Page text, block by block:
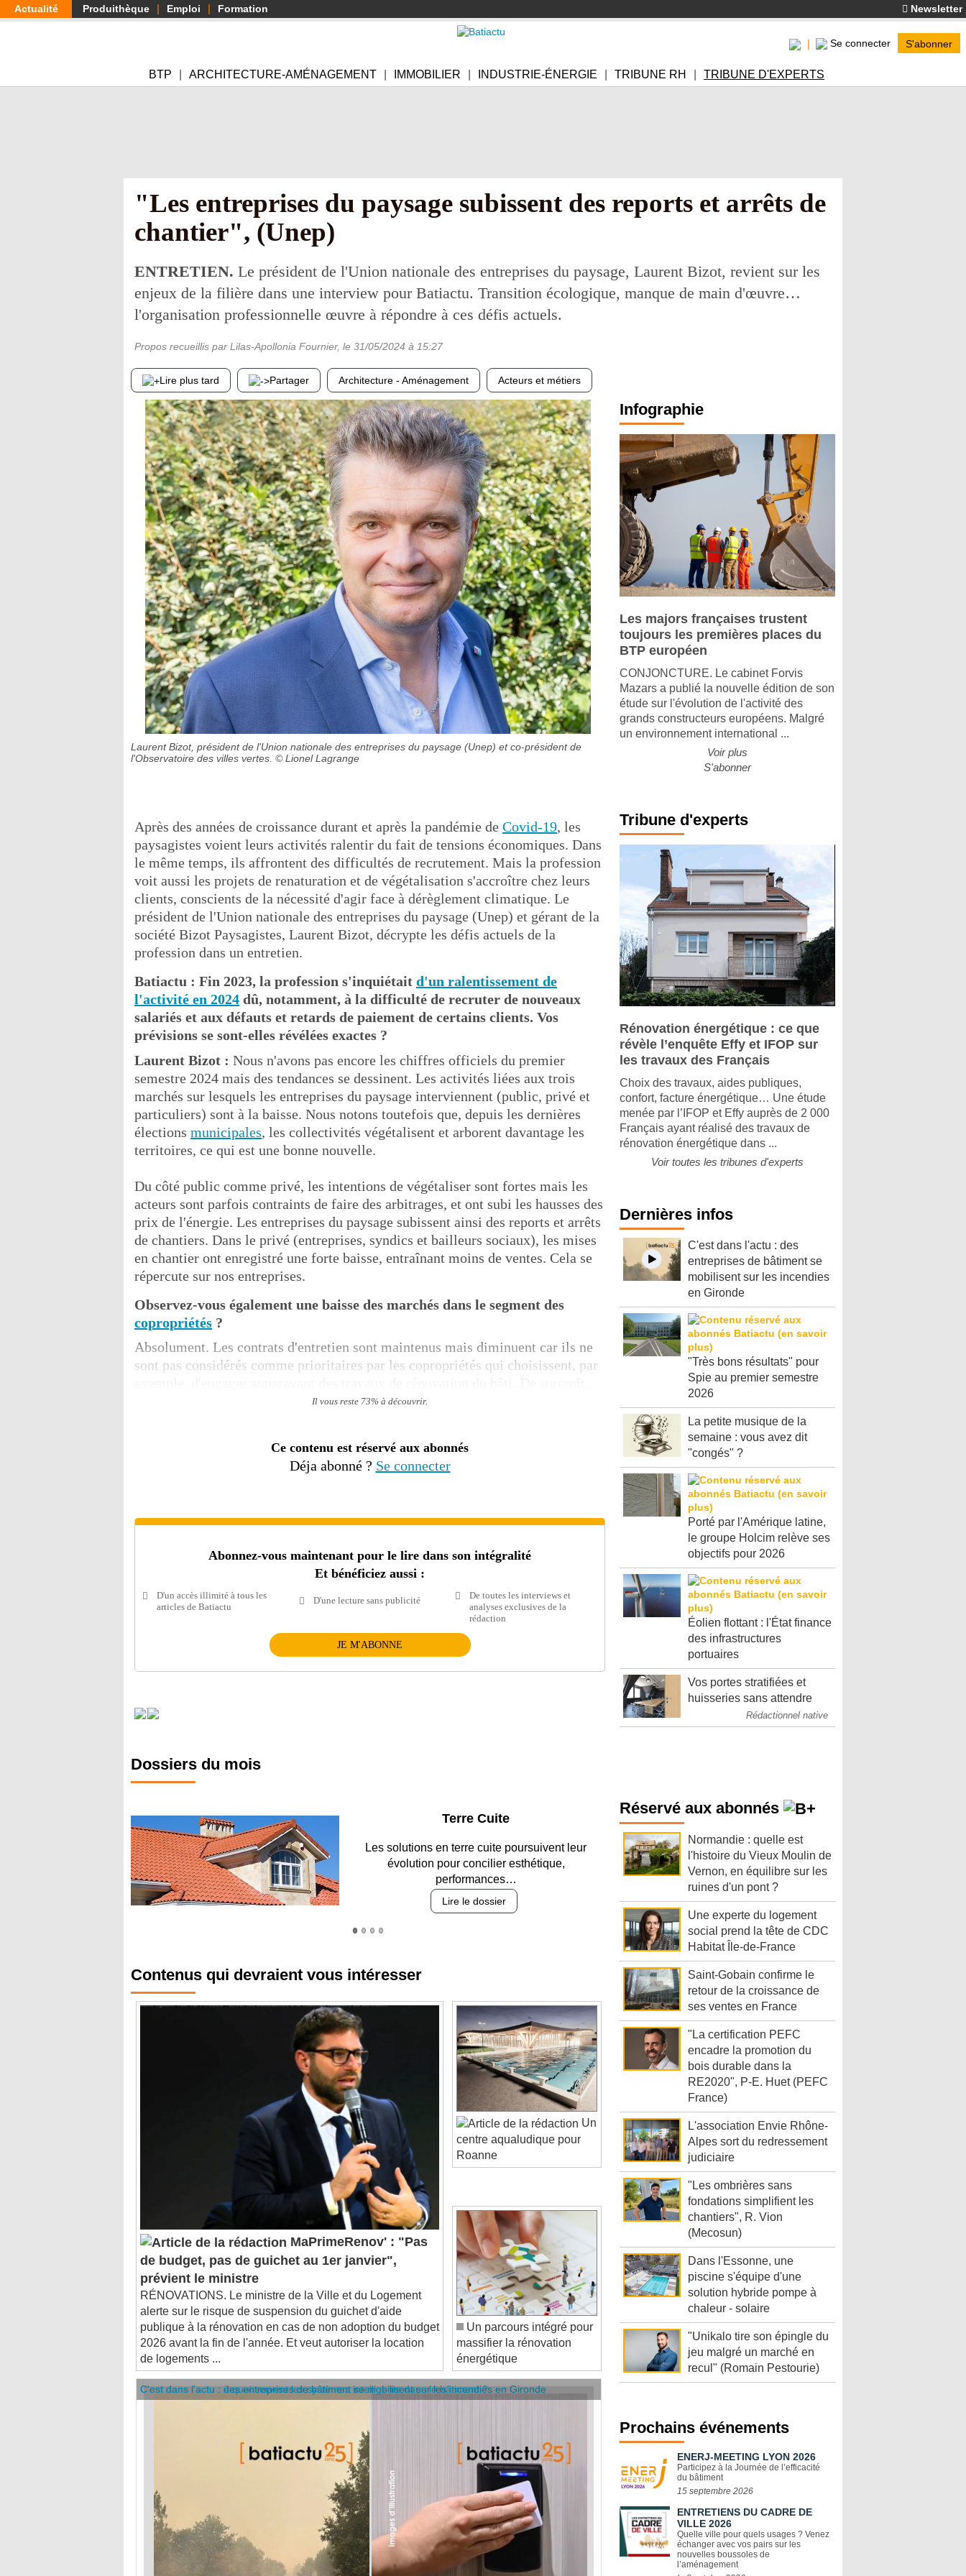
Aller
au
Actualité Produithèque Emploi Formation Newsletter
Se connecter S'abonner
BTP ARCHITECTURE-AMÉNAGEMENT IMMOBILIER INDUSTRIE-ÉNERGIE TRIBUNE RH TRIBUNE D'EXPERTS
"Les entreprises du paysage subissent des reports et arrêts de
chantier", (Unep)
ENTRETIEN. Le président de l'Union nationale des entreprises du paysage, Laurent Bizot, revient sur les
enjeux de la filière dans une interview pour Batiactu. Transition écologique, manque de main d'œuvre…
l'organisation professionnelle œuvre à répondre à ces défis actuels.
Propos recueillis par Lilas-Apollonia Fournier, le 31/05/2024 à 15:27
Lire plus tard Partager Architecture - Aménagement Acteurs et métiers
Laurent Bizot, président de l'Union nationale des entreprises du paysage (Unep) et co-président de
l'Observatoire des villes vertes. © Lionel Lagrange
Après des années de croissance durant et après la pandémie de Covid-19, les
paysagistes voient leurs activités ralentir du fait de tensions économiques. Dans
le même temps, ils affrontent des difficultés de recrutement. Mais la profession
voit aussi les projets de renaturation et de végétalisation s'accroître chez leurs
clients, conscients de la nécessité d'agir face à dérèglement climatique. Le
président de l'Union nationale des entreprises du paysage (Unep) et gérant de la
société Bizot Paysagistes, Laurent Bizot, décrypte les défis actuels de la
profession dans un entretien.
Batiactu : Fin 2023, la profession s'inquiétait d'un ralentissement de
l'activité en 2024 dû, notamment, à la difficulté de recruter de nouveaux
salariés et aux défauts et retards de paiement de certains clients. Vos
prévisions se sont-elles révélées exactes ?
Laurent Bizot : Nous n'avons pas encore les chiffres officiels du premier
semestre 2024 mais des tendances se dessinent. Les activités liées aux trois
marchés sur lesquels les entreprises du paysage interviennent (public, privé et
particuliers) sont à la baisse. Nous notons toutefois que, depuis les dernières
élections municipales, les collectivités végétalisent et arborent davantage les
territoires, ce qui est une bonne nouvelle.
Du côté public comme privé, les intentions de végétaliser sont fortes mais les
acteurs sont parfois contraints de faire des arbitrages, et ont subi les hausses des
prix de l'énergie. Les entreprises du paysage subissent ainsi des reports et arrêts
de chantiers. Dans le privé (entreprises, syndics et bailleurs sociaux), les mises
en chantier ont enregistré une forte baisse, entraînant moins de ventes. Cela se
répercute sur nos entreprises.
Observez-vous également une baisse des marchés dans le segment des
copropriétés ?
Absolument. Les contrats d'entretien sont maintenus mais diminuent car ils ne
sont pas considérés comme prioritaires par les copropriétés qui choisissent, par
Il vous reste 73% à découvrir.
Ce contenu est réservé aux abonnés
Déja abonné ? Se connecter
Abonnez-vous maintenant pour le lire dans son intégralité
Et bénéficiez aussi :
D'un accès illimité à tous les
articles de Batiactu
D'une lecture sans publicité
De toutes les interviews et
analyses exclusives de la
rédaction
JE M'ABONNE
Dossiers du mois
Parking et garages
Entre circulation, sécurisation des accès, durabilité
des revêtements et intégration…
Lire le dossier
MaPrimeRenov' : "Pas
de budget, pas de guichet au 1er janvier",
prévient le ministre
RÉNOVATIONS. Le ministre de la Ville et du Logement
alerte sur le risque de suspension du guichet d'aide
publique à la rénovation en cas de non adoption du budget
2026 avant la fin de l'année. Et veut autoriser la location
de logements ...
Un
centre aqualudique pour
Roanne
Un parcours intégré pour
massifier la rénovation
énergétique
C'est dans l'actu : des entreprises de bâtiment se mobilisent sur les incendies en Gironde
C'est dans l'actu : à quoi servent les systèmes intelligents dans le bâtiment ?
Infographie
Les majors françaises trustent
toujours les premières places du
BTP européen
CONJONCTURE. Le cabinet Forvis
Mazars a publié la nouvelle édition de son
étude sur l'évolution de l'activité des
grands constructeurs européens. Malgré
un environnement international ...
Voir plus
S'abonner
Tribune d'experts
Rénovation énergétique : ce que
révèle l’enquête Effy et IFOP sur
les travaux des Français
Choix des travaux, aides publiques,
confort, facture énergétique… Une étude
menée par l’IFOP et Effy auprès de 2 000
Français ayant réalisé des travaux de
rénovation énergétique dans ...
Voir toutes les tribunes d'experts
Dernières infos
C'est dans l'actu : des
entreprises de bâtiment se
mobilisent sur les incendies
en Gironde
"Très bons résultats" pour
Spie au premier semestre
2026
La petite musique de la
semaine : vous avez dit
"congés" ?
Porté par l'Amérique latine,
le groupe Holcim relève ses
objectifs pour 2026
Éolien flottant : l'État finance
des infrastructures
portuaires
Vos portes stratifiées et
huisseries sans attendre
Rédactionnel native
Réservé aux abonnés
Normandie : quelle est
l'histoire du Vieux Moulin de
Vernon, en équilibre sur les
ruines d'un pont ?
Une experte du logement
social prend la tête de CDC
Habitat Île-de-France
Saint-Gobain confirme le
retour de la croissance de
ses ventes en France
"La certification PEFC
encadre la promotion du
bois durable dans la
RE2020", P-E. Huet (PEFC
France)
L'association Envie Rhône-
Alpes sort du redressement
judiciaire
"Les ombrières sans
fondations simplifient les
chantiers", R. Vion
(Mecosun)
Dans l'Essonne, une
piscine s'équipe d'une
solution hybride pompe à
chaleur - solaire
"Unikalo tire son épingle du
jeu malgré un marché en
recul" (Romain Pestourie)
Prochains événements
ENERJ-MEETING LYON 2026
Participez à la Journée de l’efficacité
du bâtiment
15 septembre 2026
ENTRETIENS DU CADRE DE
VILLE 2026
Quelle ville pour quels usages ? Venez
échanger avec vos pairs sur les
nouvelles boussoles de
l’aménagement